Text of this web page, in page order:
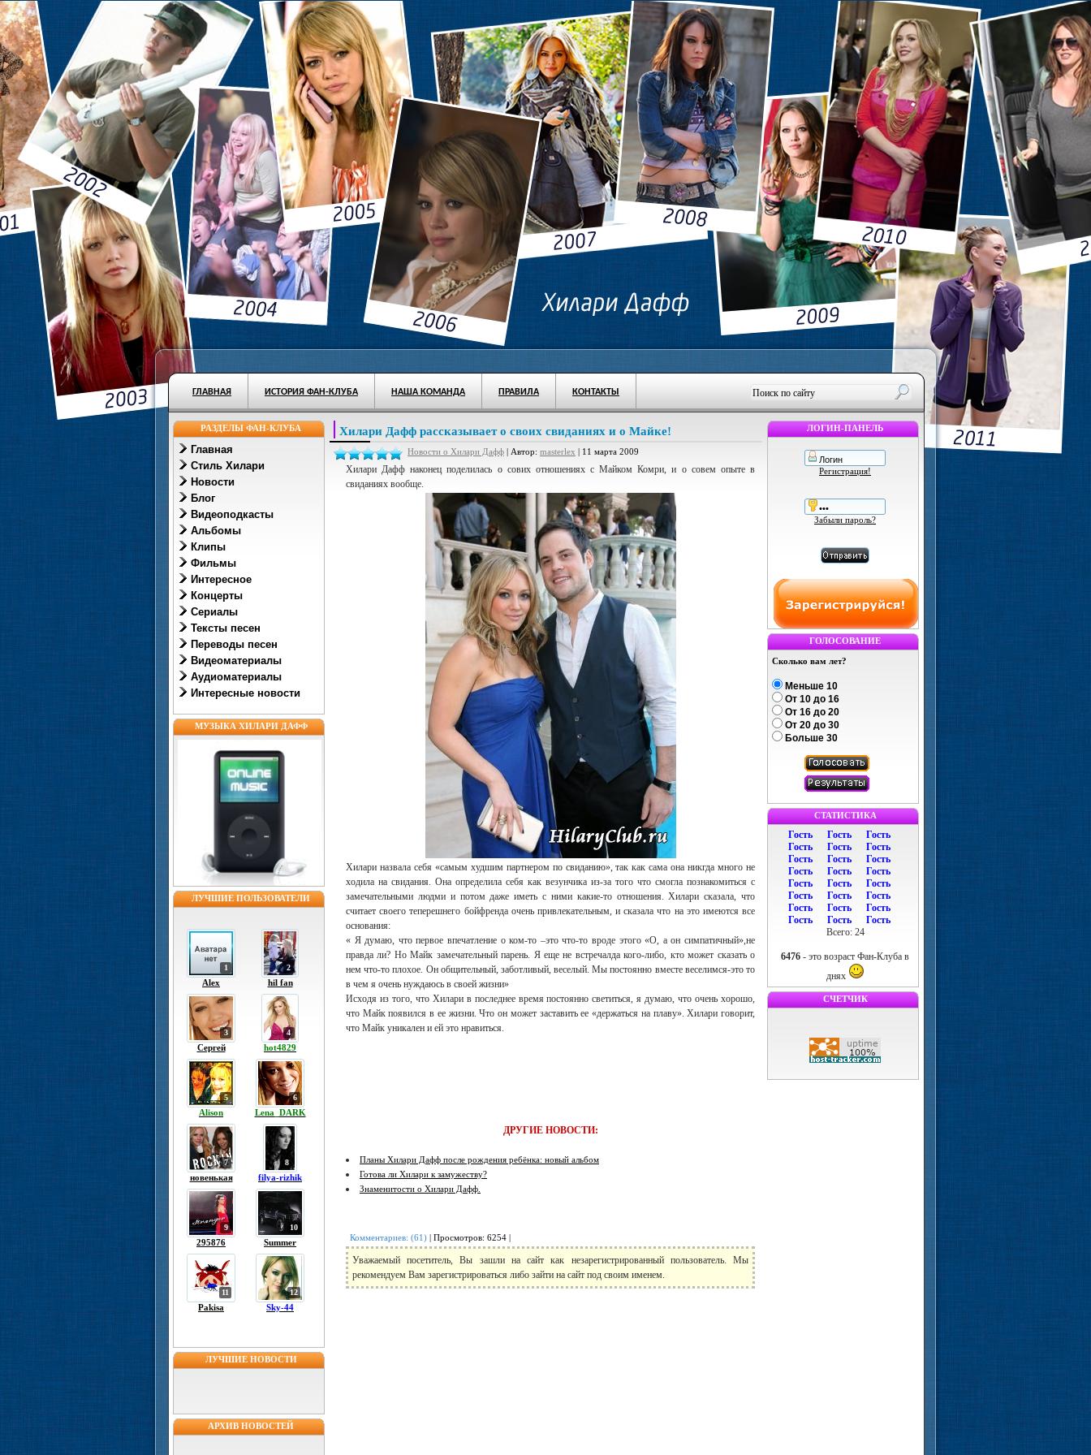
ГЛАВНАЯ ИСТОРИЯ ФАН-КЛУБА НАША КОМАНДА ПРАВИЛА КОНТАКТЫ
РАЗДЕЛЫ ФАН-КЛУБА
Главная
Стиль Хилари
Новости
Блог
Видеоподкасты
Альбомы
Клипы
Фильмы
Интересное
Концерты
Сериалы
Тексты песен
Переводы песен
Видеоматериалы
Аудиоматериалы
Интересные новости
МУЗЫКА ХИЛАРИ ДАФФ
ЛУЧШИЕ ПОЛЬЗОВАТЕЛИ
1
Alex
2
hil fan
3
Сергей
4
hot4829
5
Alison
6
Lena_DARK
7
новенькая
8
filya-rizhik
9
295876
10
Summer
11
Pakisa
12
Sky-44
ЛУЧШИЕ НОВОСТИ
АРХИВ НОВОСТЕЙ
Хилари Дафф рассказывает о своих свиданиях и о Майке!
Новости о Хилари Дафф | Автор: masterlex | 11 марта 2009
Хилари Дафф наконец поделилась о сових отношениях с Майком Комри, и о совем опыте в
свиданиях вообще.
Хилари назвала себя «самым худшим партнером по свиданию», так как сама она никгда много не
ходила на свидания. Она определила себя как везунчика из-за того что смогла познакомиться с
замечательными людми и потом даже иметь с ними какие-то отношения. Хилари сказала, что
считает своего теперешнего бойфренда очень привлекательным, и сказала что на это имеются все
основания:
« Я думаю, что первое впечатление о ком-то –это что-то вроде этого «О, а он симпатичный»,не
правда ли? Но Майк замечательный парень. Я еще не встречалда кого-либо, кто может сказать о
нем что-то плохое. Он общительный, заботливый, веселый. Мы постоянно вместе веселимся-это то
в чем я очень нуждаюсь в своей жизни»
Исходя из того, что Хилари в последнее время постоянно светиться, я думаю, что очень хорошо,
что Майк появился в ее жизни. Что он может заставить ее «держаться на плаву». Хилари говорит,
что Майк уникален и ей это нравиться.
ДРУГИЕ НОВОСТИ:
Планы Хилари Дафф после рождения ребёнка: новый альбом
Готова ли Хилари к замужеству?
Знаменитости о Хилари Дафф.
Комментариев: (61) | Просмотров: 6254 |
Уважаемый посетитель, Вы зашли на сайт как незарегистрированный пользователь. Мы
рекомендуем Вам зарегистрироваться либо зайти на сайт под своим именем.
ЛОГИН-ПАНЕЛЬ
Регистрация!
Забыли пароль?
ГОЛОСОВАНИЕ
Сколько вам лет?
Меньше 10
От 10 до 16
От 16 до 20
От 20 до 30
Больше 30
СТАТИСТИКА
Гость Гость
Гость
Гость
Гость
Гость
Гость
Гость
Гость
Гость
Гость
Гость
Гость
Гость
Гость
Гость
Гость
Гость
Гость
Гость
Гость
Гость
Гость
Гость
Всего: 24
6476 - это возраст Фан-Клуба в
днях
СЧЕТЧИК